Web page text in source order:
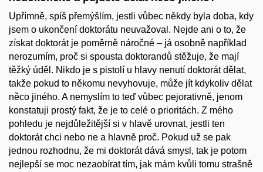
Upřímně, spíš přemýšlím, jestli vůbec někdy byla doba, kdy
jsem o ukončení doktorátu neuvažoval. Nejde ani o to, že
získat doktorát je poměrně náročné – já osobně například
nerozumím, proč si spousta doktorandů stěžuje, že mají
těžký úděl. Nikdo je s pistolí u hlavy nenutí doktorát dělat,
takže pokud to někomu nevyhovuje, může jít kdykoliv dělat
něco jiného. A nemyslím to teď vůbec pejorativně, jenom
konstatuji prostý fakt, že je to celé o prioritách. Z mého
pohledu je nejdůležitější si v hlavě urovnat, jestli ten
doktorát chci nebo ne a hlavně proč. Pokud už se pak
jednou rozhodnu, že mi doktorát dává smysl, tak je potom
nejlepší se moc nezaobírat tím, jak mám kvůli tomu strašně